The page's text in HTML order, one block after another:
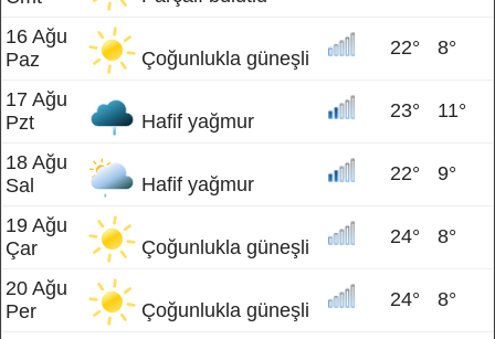
16 Ağu
Paz
Çoğunlukla güneşli 22° 8°
17 Ağu
Pzt
Hafif yağmur 23° 11°
18 Ağu
Sal
Hafif yağmur 22° 9°
19 Ağu
Çar
Çoğunlukla güneşli 24° 8°
20 Ağu
Per
Çoğunlukla güneşli 24° 8°